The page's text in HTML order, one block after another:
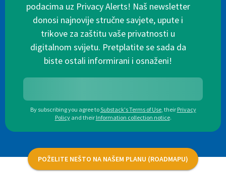
podacima uz Privacy Alerts! Naš newsletter
donosi najnovije stručne savjete, upute i
trikove za zaštitu vaše privatnosti u
digitalnom svijetu. Pretplatite se sada da
biste ostali informirani i osnaženi!
By subscribing you agree toSubstack's Terms of Use, their Privacy
Policy and their Information collection notice.
POŽELITE NEŠTO NA NAŠEM PLANU (ROADMAPU)